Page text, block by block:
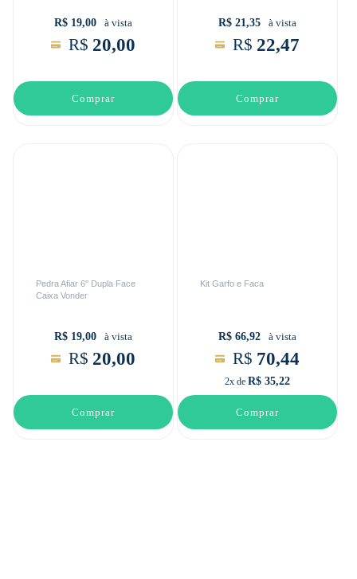
R$ 19,00 à vista
R$ 20,00
Comprar
R$ 21,35 à vista
R$ 22,47
Comprar
Pedra Afiar 6'' Dupla Face
Caixa Vonder
R$ 19,00 à vista
R$ 20,00
Comprar
Kit Garfo e Faca
R$ 66,92 à vista
R$ 70,44
2x de R$ 35,22
Comprar